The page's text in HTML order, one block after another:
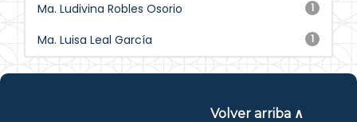
1
Ma. Ludivina Robles Osorio
1
Ma. Luisa Leal García
Volver arriba ∧